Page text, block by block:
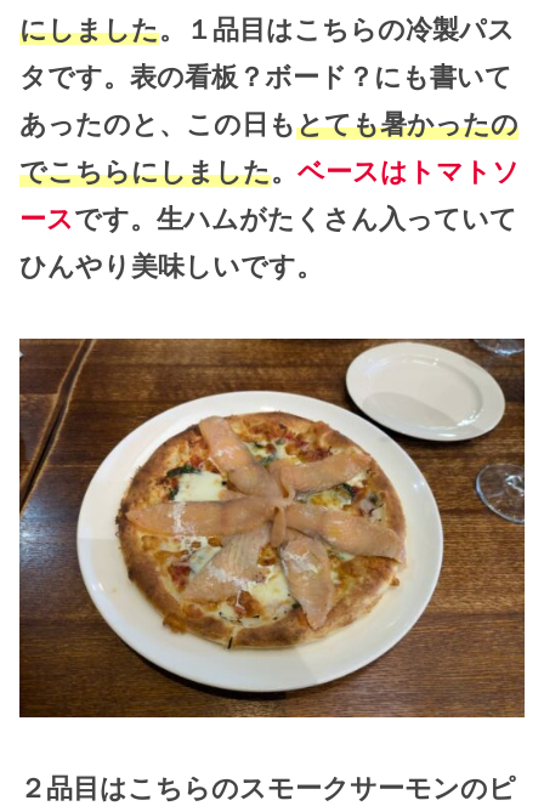
にしました。１品目はこちらの冷製パス
タです。表の看板？ボード？にも書いて
あったのと、この日もとても暑かったの
でこちらにしました。 ベースはトマトソ
ースです。生ハムがたくさん入っていて
ひんやり美味しいです。
２品目はこちらのスモークサーモンのピ